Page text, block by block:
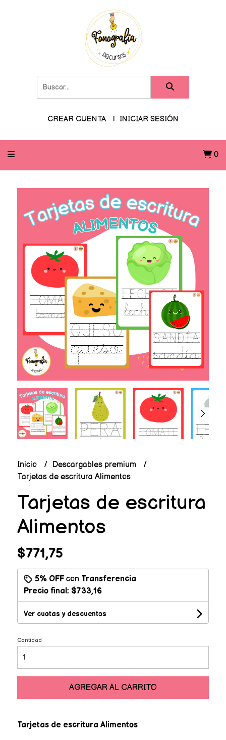
CREAR CUENTA INICIAR SESIÓN
0
Inicio
Descargables premium
Tarjetas de escritura Alimentos
Tarjetas de escritura
Alimentos
$771,75
5% OFFcon Transferencia
Precio final: $733,16
Ver cuotas y descuentos
Cantidad
AGREGAR AL CARRITO
Tarjetas de escritura Alimentos